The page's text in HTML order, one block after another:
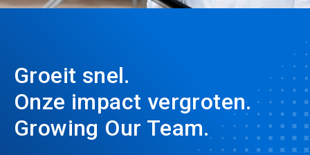
Groeit snel.
Onze impact vergroten.
Growing Our Team.